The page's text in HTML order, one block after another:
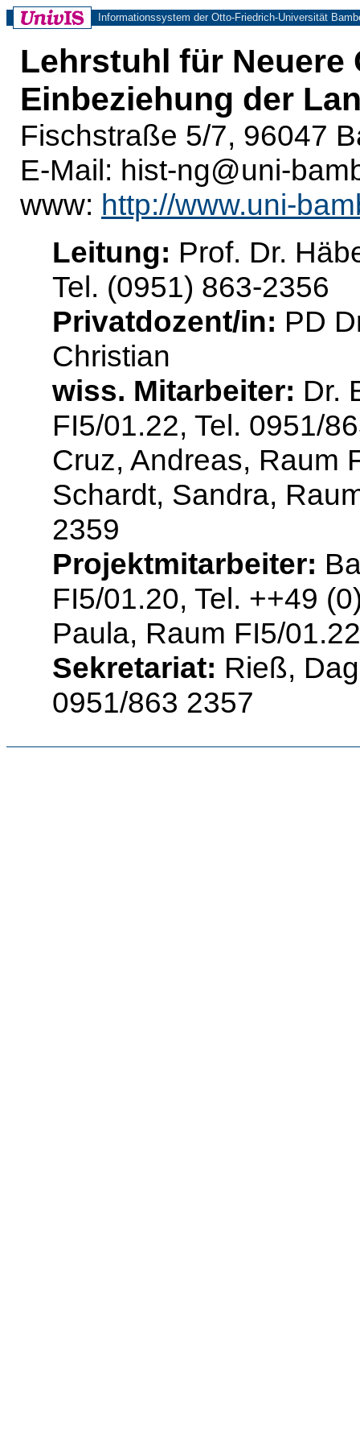
Informationssystem der Otto-Friedrich-Universität
Lehrstuhl für Neuere
Einbeziehung der
Fischstraße 5/7, 96047
E-Mail: hist-ng@uni-
www: http://www.uni-
Leitung: Prof. Dr.
Tel. (0951) 863-2356
Privatdozent/in: PD
Christian
wiss. Mitarbeiter: Dr.
FI5/01.22, Tel. 0951/
Cruz, Andreas, Raum
Schardt, Sandra,
2359
Projektmitarbeiter:
FI5/01.20, Tel. ++49
Paula, Raum FI5/
Sekretariat: Rieß,
0951/863 2357